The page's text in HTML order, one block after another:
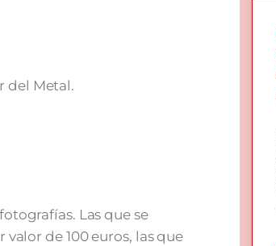
del Metal.
Las que se
de 100 euros, las que